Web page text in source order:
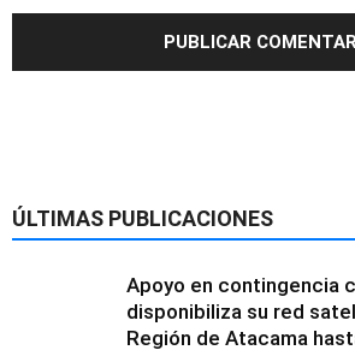
ÚLTIMAS PUBLICACIONES
Apoyo en contingencia
disponibiliza su red
Región de Atacama